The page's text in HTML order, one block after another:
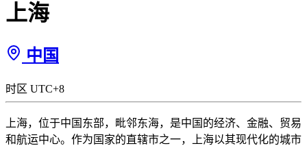
上海
中国
时区 UTC+8
上海，位于中国东部，毗邻东海，是中国的经济、金融、贸易
和航运中心。作为国家的直辖市之一，上海以其现代化的城市